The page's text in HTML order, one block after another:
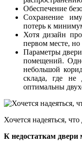
Обеспечение
Сохранение
потерь к
Хотя дизайн
первом месте, но
Параметры
помещений.
небольшой
склада, где не
оптимальны
Хочется надеяться,
К недостаткам двери